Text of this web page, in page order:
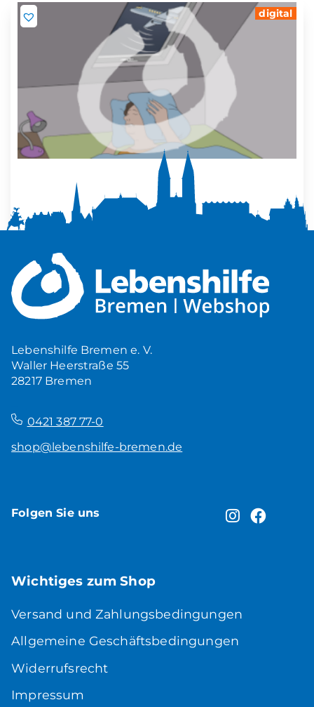
digital
Mehr Ruhe zuhause
5,00€
Lebenshilfe Bremen e. V.
Waller Heerstraße 55
28217 Bremen
0421 387 77-0
shop@lebenshilfe-bremen.de
Folgen Sie uns
Wichtiges zum Shop
Versand und Zahlungsbedingungen
Allgemeine Geschäftsbedingungen
Widerrufsrecht
Impressum